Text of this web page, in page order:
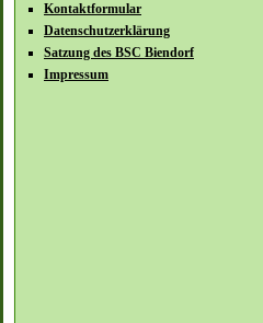
Kontaktformular
Datenschutzerklärung
Satzung des BSC Biendorf
Impressum